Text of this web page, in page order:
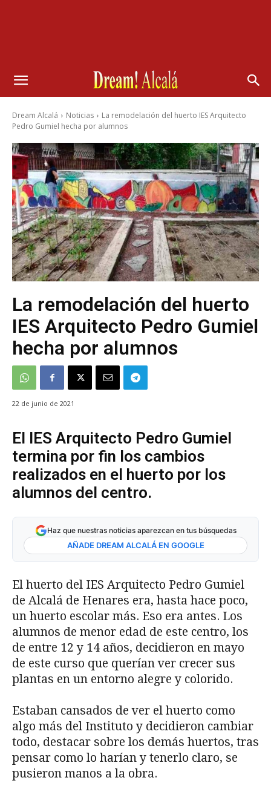
Dream Alcalá Noticias
La remodelación del huerto IES Arquitecto
Pedro Gumiel hecha por alumnos
La remodelación del huerto
IES Arquitecto Pedro Gumiel
hecha por alumnos
22 de junio de 2021
El IES Arquitecto Pedro Gumiel
termina por fin los cambios
realizados en el huerto por los
alumnos del centro.
Haz que nuestras noticias aparezcan en tus búsquedas
AÑADE DREAM ALCALÁ EN GOOGLE
El huerto del IES Arquitecto Pedro Gumiel
de Alcalá de Henares era, hasta hace poco,
un huerto escolar más. Eso era antes. Los
alumnos de menor edad de este centro, los
de entre 12 y 14 años, decidieron en mayo
de este curso que querían ver crecer sus
plantas en un entorno alegre y colorido.
Estaban cansados de ver el huerto como
algo más del Instituto y decidieron cambiar
todo, destacar sobre los demás huertos, tras
pensar como lo harían y tenerlo claro, se
pusieron manos a la obra.